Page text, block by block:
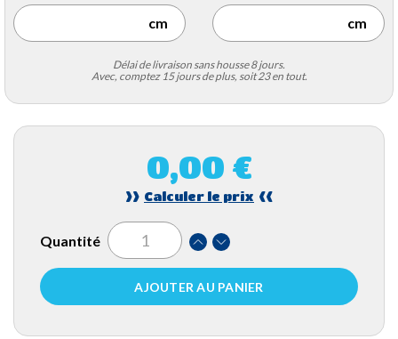
Délai de livraison sans housse 8 jours.
Avec, comptez 15 jours de plus, soit 23 en tout.
0,00 €
>> Calculer le prix <<
Quantité
AJOUTER AU PANIER